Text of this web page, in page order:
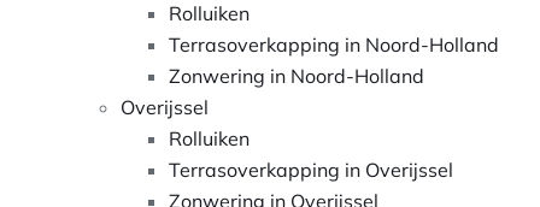
Rolluiken
Terrasoverkapping in Noord-Holland
Zonwering in Noord-Holland
Overijssel
Rolluiken
Terrasoverkapping in Overijssel
Zonwering in Overijssel